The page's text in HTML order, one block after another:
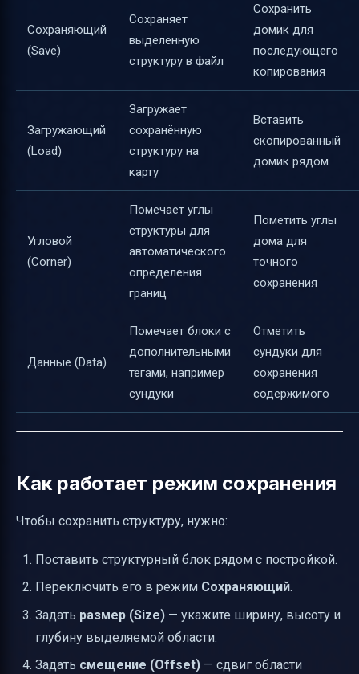
Сохраняющий
(Save)
Сохраняет
выделенную
структуру в файл
Сохранить
домик для
последующего
копирования
Загружающий
(Load)
Загружает
сохранённую
структуру на
карту
Вставить
скопированный
домик рядом
Угловой
(Corner)
Помечает углы
структуры для
автоматического
определения
границ
Пометить углы
дома для
точного
сохранения
Данные (Data)
Помечает блоки с
дополнительными
тегами, например
сундуки
Отметить
сундуки для
сохранения
содержимого
Как работает режим сохранения
Чтобы сохранить структуру, нужно:
Поставить структурный блок рядом с постройкой.
Переключить его в режим Сохраняющий.
Задать размер (Size) — укажите ширину, высоту и
глубину выделяемой области.
Задать смещение (Offset) — сдвиг области